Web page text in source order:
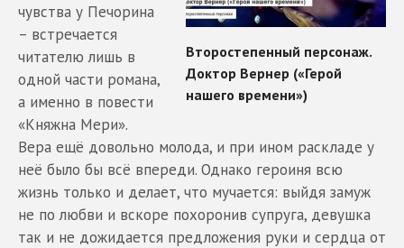
чувства у Печорина
– встречается
читателю лишь в
одной части романа,
а именно в повести
«Княжна Мери».
Вера ещё довольно молода, и при ином раскладе у
неё было бы всё впереди. Однако героиня всю
жизнь только и делает, что мучается: выйдя замуж
не по любви и вскоре похоронив супруга, девушка
так и не дожидается предложения руки и сердца от